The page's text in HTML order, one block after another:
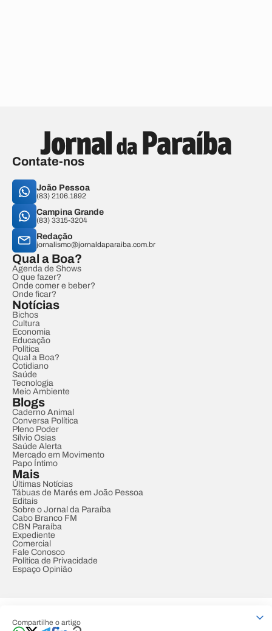
Compartilhe o artigo
Contate-nos
João Pessoa
(83) 2106.1892
Campina Grande
(83) 3315-3204
Redação
jornalismo@jornaldaparaiba.com.br
Qual a Boa?
Agenda de Shows
O que fazer?
Onde comer e beber?
Onde ficar?
Notícias
Bichos
Cultura
Economia
Educação
Política
Qual a Boa?
Cotidiano
Saúde
Tecnologia
Meio Ambiente
Blogs
Caderno Animal
Conversa Política
Pleno Poder
Sílvio Osias
Saúde Alerta
Mercado em Movimento
Papo Íntimo
Mais
Últimas Notícias
Tábuas de Marés em João Pessoa
Editais
Sobre o Jornal da Paraíba
Cabo Branco FM
CBN Paraíba
Expediente
Comercial
Fale Conosco
Política de Privacidade
Espaço Opinião